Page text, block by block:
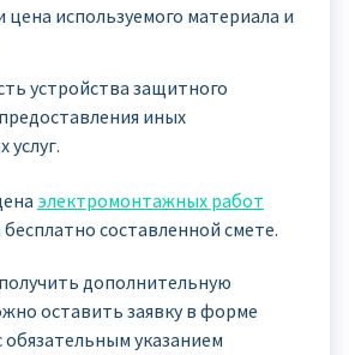
цена используемого материала и
устройства защитного
иных
электромонтажных работ
составленной смете.
дополнительную
оставить заявку в форме
обязательным указанием